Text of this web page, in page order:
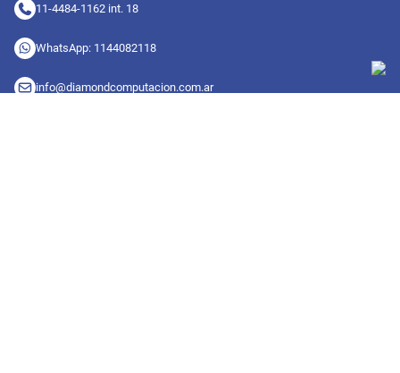
11-4484-1162 int. 18
WhatsApp: 1144082118
info@diamondcomputacion.com.ar